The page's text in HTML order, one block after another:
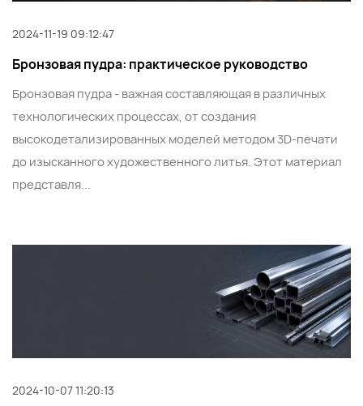
2024-11-19 09:12:47
Бронзовая пудра: практическое руководство
Бронзовая пудра - важная составляющая в различных
технологических процессах, от создания
высокодетализированных моделей методом 3D-печати
до изысканного художественного литья. Этот материал
представля...
2024-10-07 11:20:13